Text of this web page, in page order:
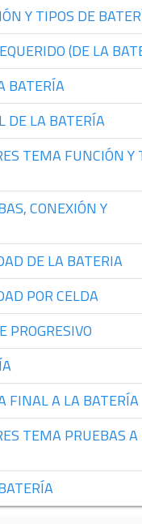
Y TIPOS DE
(DE LA
BATERÍA
DE LA BATERÍA
TEMA FUNCIÓN Y
CONEXIÓN Y
DE LA BATERIA
POR CELDA
PROGRESIVO
FINAL A LA BATERÍA
TEMA PRUEBAS A